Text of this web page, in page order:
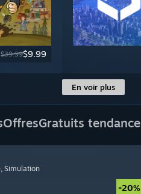
$39.99$9.99
En voir plus
OffresGratuits tendance
, Simulation
-20%